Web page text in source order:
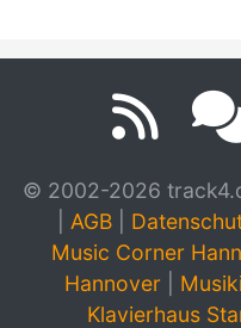
© 2002-2026
AGB
Music Corner
Hannover
Klavierhaus